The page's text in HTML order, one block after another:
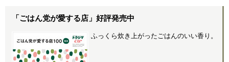
「ごはん党が愛する店」好評発売中
ふっくら炊き上がったごはんのいい香り。